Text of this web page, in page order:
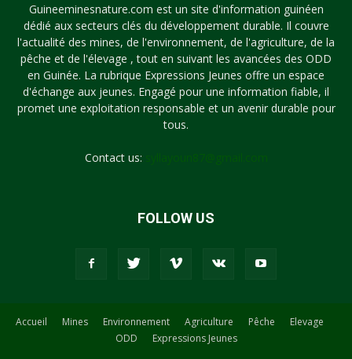
Guineeminesnature.com est un site d'information guinéen
dédié aux secteurs clés du développement durable. Il couvre
l'actualité des mines, de l'environnement, de l'agriculture, de la
pêche et de l'élevage , tout en suivant les avancées des ODD
en Guinée. La rubrique Expressions Jeunes offre un espace
d'échange aux jeunes. Engagé pour une information fiable, il
promet une exploitation responsable et un avenir durable pour
tous.
Contact us:
FOLLOW US
Accueil Mines Environnement Agriculture Pêche
Elevage
ODD
Expressions Jeunes